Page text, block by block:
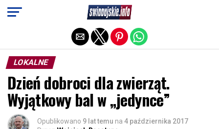
LOKALNE
Dzień dobroci dla zwierząt.
Wyjątkowy bal w „jedynce”
Opublikowano 9 lat temu na 4 października 2017
Exit mobile version